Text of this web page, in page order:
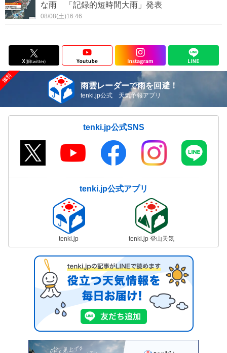
な雨 「記録的短時間大雨」発表
08/08(土)16:46
雨雲レーダーで雨を回避！
tenki.jp公式 天気予報アプリ
tenki.jp公式SNS
tenki.jp公式アプリ
tenki.jp tenki.jp 登山天気